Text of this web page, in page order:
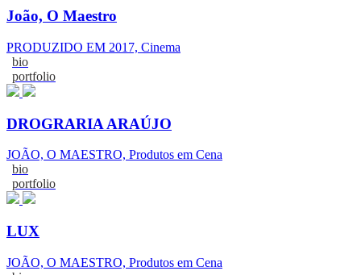
João, O Maestro
PRODUZIDO EM 2017, Cinema
bio
portfolio
DROGRARIA ARAÚJO
JOÃO, O MAESTRO, Produtos em Cena
bio
portfolio
LUX
JOÃO, O MAESTRO, Produtos em Cena